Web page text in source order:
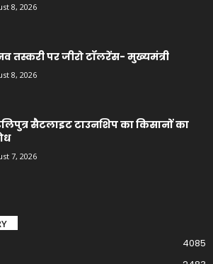
8, 2026
तस्करी पर जीरो टॉलरेंस- मुख्यमंत्री
8, 2026
सैटलाइट टाउनशिप का किसानों का
7, 2026
4085